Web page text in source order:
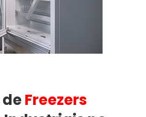
Freezers